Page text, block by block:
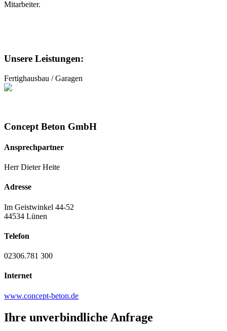
Mitarbeiter.
Unsere Leistungen:
Fertighausbau / Garagen
Concept Beton GmbH
Ansprechpartner
Herr Dieter Heite
Adresse
Im Geistwinkel 44-52
44534 Lünen
Telefon
02306.781 300
Internet
www.concept-beton.de
Ihre unverbindliche Anfrage